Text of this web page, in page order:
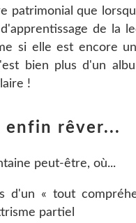
patrimonial que
de la
si elle est encore
bien plus d'un
!
enfin rêver...
peut-être, où...
d'un « tout
partiel